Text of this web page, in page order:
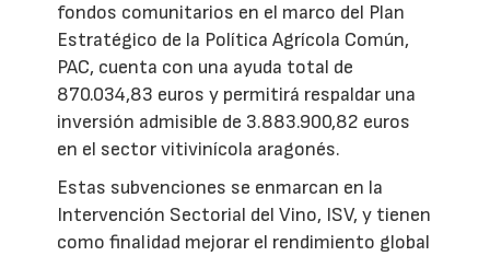
fondos comunitarios en el marco del Plan
Estratégico de la Política Agrícola Común,
PAC, cuenta con una ayuda total de
870.034,83 euros y permitirá respaldar una
inversión admisible de 3.883.900,82 euros
en el sector vitivinícola aragonés.
Estas subvenciones se enmarcan en la
Intervención Sectorial del Vino, ISV, y tienen
como finalidad mejorar el rendimiento global